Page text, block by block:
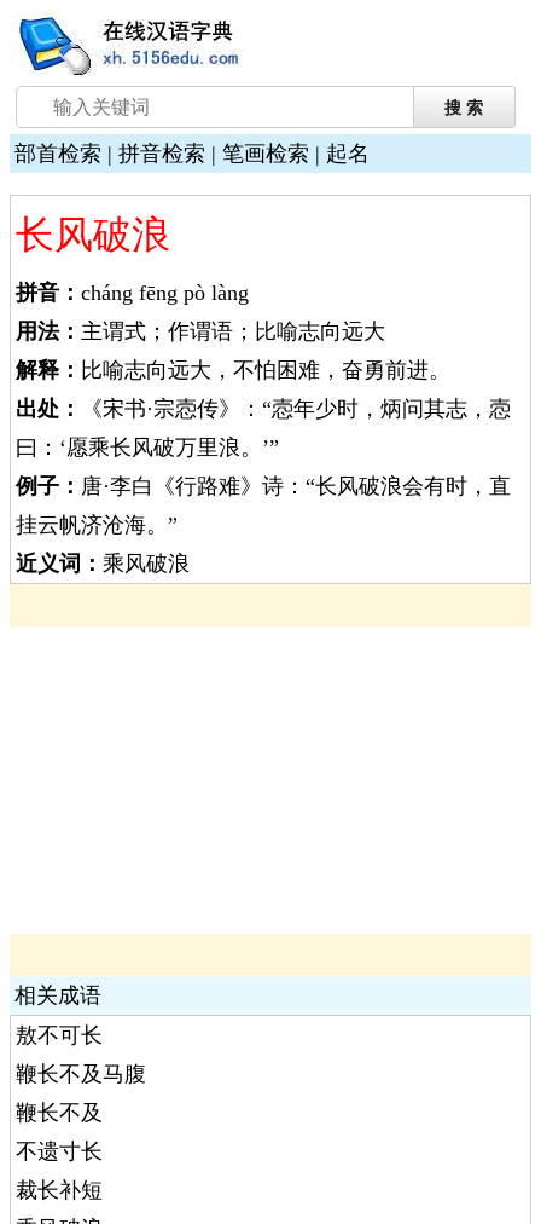
部首检索 | 拼音检索 | 笔画检索 | 起名
长风破浪
拼音： cháng fēng pò làng
用法： 主谓式；作谓语；比喻志向远大
解释： 比喻志向远大，不怕困难，奋勇前进。
出处：
《宋书·宗悫传》：“悫年少时，炳问其志，悫
曰：‘愿乘长风破万里浪。’”
例子： 唐·李白《行路难》诗：“长风破浪会有时，直
挂云帆济沧海。”
近义词： 乘风破浪
相关成语
敖不可长
鞭长不及马腹
鞭长不及
不遗寸长
裁长补短